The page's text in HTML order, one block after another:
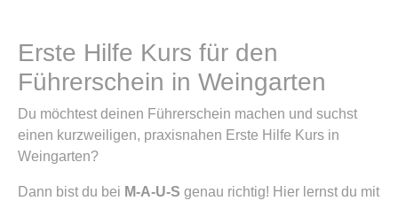
Erste Hilfe Kurs für den
Führerschein in Weingarten
Du möchtest deinen Führerschein machen und suchst
einen kurzweiligen, praxisnahen Erste Hilfe Kurs in
Weingarten?
Dann bist du bei M-A-U-S genau richtig! Hier lernst du mit